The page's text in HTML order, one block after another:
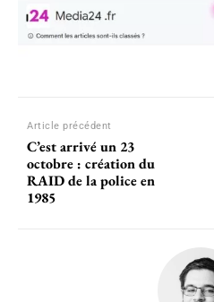
Article précédent
C’est arrivé un 23
octobre : création du
RAID de la police en
1985